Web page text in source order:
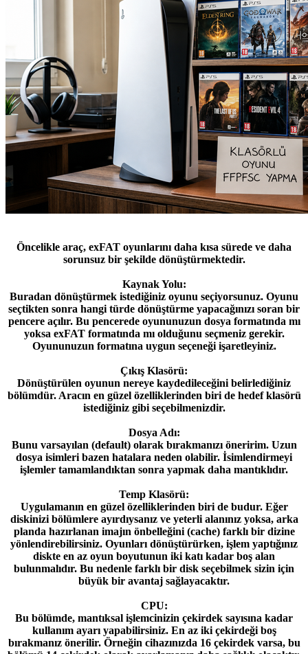
Öncelikle araç, exFAT oyunlarını daha kısa sürede ve daha
sorunsuz bir şekilde dönüştürmektedir.
Kaynak Yolu:
Buradan dönüştürmek istediğiniz oyunu seçiyorsunuz. Oyunu
seçtikten sonra hangi türde dönüştürme yapacağınızı soran bir
pencere açılır. Bu pencerede oyununuzun dosya formatında mı
yoksa exFAT formatında mı olduğunu seçmeniz gerekir.
Oyununuzun formatına uygun seçeneği işaretleyiniz.
Çıkış Klasörü:
Dönüştürülen oyunun nereye kaydedileceğini belirlediğiniz
bölümdür. Aracın en güzel özelliklerinden biri de hedef klasörü
istediğiniz gibi seçebilmenizdir.
Dosya Adı:
Bunu varsayılan (default) olarak bırakmanızı öneririm. Uzun
dosya isimleri bazen hatalara neden olabilir. İsimlendirmeyi
işlemler tamamlandıktan sonra yapmak daha mantıklıdır.
Temp Klasörü:
Uygulamanın en güzel özelliklerinden biri de budur. Eğer
diskinizi bölümlere ayırdıysanız ve yeterli alanınız yoksa, arka
planda hazırlanan imajın önbelleğini (cache) farklı bir dizine
yönlendirebilirsiniz. Oyunları dönüştürürken, işlem yaptığınız
diskte en az oyun boyutunun iki katı kadar boş alan
bulunmalıdır. Bu nedenle farklı bir disk seçebilmek sizin için
büyük bir avantaj sağlayacaktır.
CPU:
Bu bölümde, mantıksal işlemcinizin çekirdek sayısına kadar
kullanım ayarı yapabilirsiniz. En az iki çekirdeği boş
bırakmanız önerilir. Örneğin cihazınızda 16 çekirdek varsa, bu